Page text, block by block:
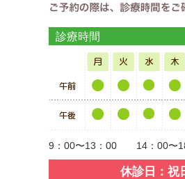
診療時間
9：00〜13：00 14：00〜
休診日：祝